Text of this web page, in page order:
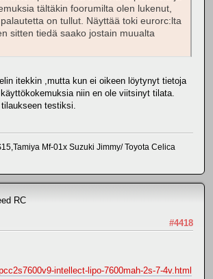
tältäkin foorumilta olen lukenut,
on tullut. Näyttää toki eurorc:lta
sitten tiedä saako jostain muualta
itekkin ,mutta kun ei oikeen löytynyt tietoja
niin en ole viitsinyt tilata.
testiksi.
Mf-01x Suzuki Jimmy/ Toyota Celica
RC
#4418
intellect-lipo-7600mah-2s-7-4v.html